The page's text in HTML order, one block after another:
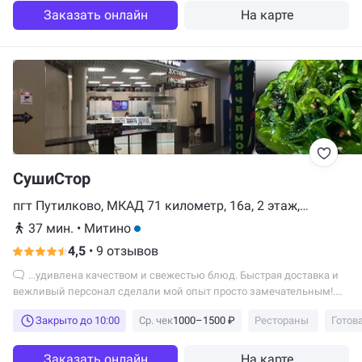
Заказать онлайн На карте
СушиСтор
пгт Путилково, МКАД 71 километр, 16а, 2 этаж,
Красногорск
37 мин. • Митино
4,5 • 9 отзывов
вежливый персонал сделали мой опыт просто замечательным!.
Закрыто до 10:00
Ср. чек1000–1500 ₽ Рестораны